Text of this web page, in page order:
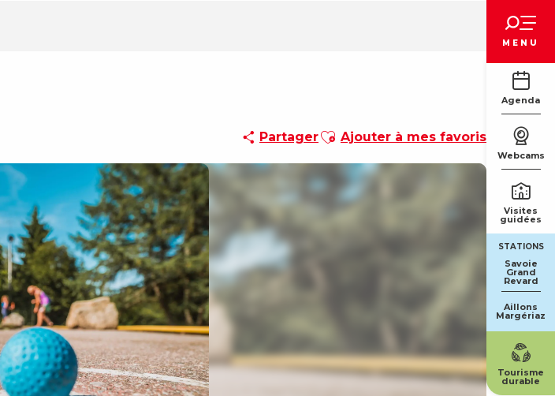
MENU
Agenda
Webcams
Visites
guidées
STATIONS
Savoie
Grand
Revard
Aillons
Margériaz
Tourisme
durable
PartagerAjouter aux favoris
Ajouter à mes favoris